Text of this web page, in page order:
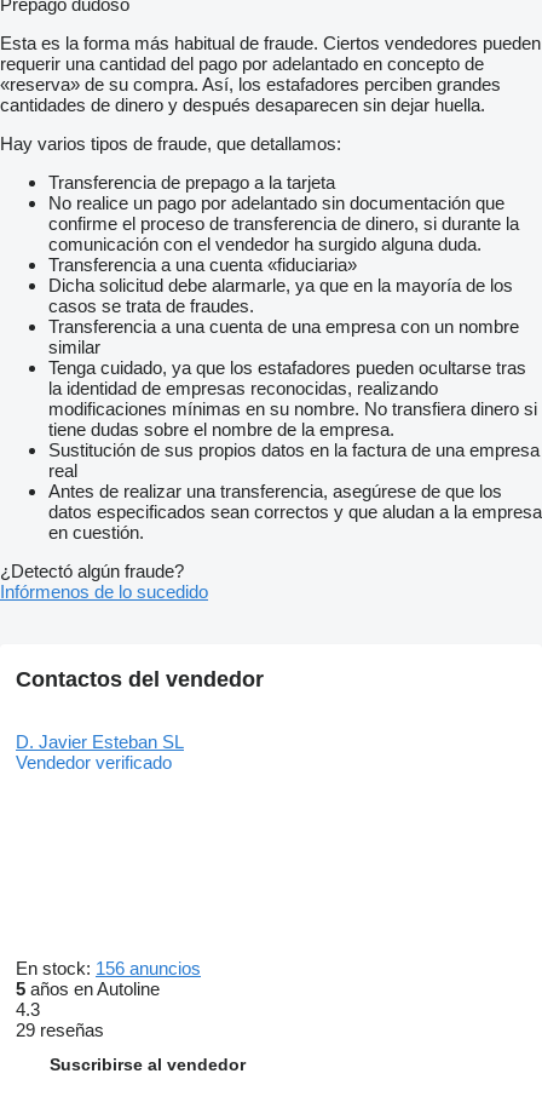
Prepago dudoso
Esta es la forma más habitual de fraude. Ciertos vendedores pueden
requerir una cantidad del pago por adelantado en concepto de
«reserva» de su compra. Así, los estafadores perciben grandes
cantidades de dinero y después desaparecen sin dejar huella.
Hay varios tipos de fraude, que detallamos:
Transferencia de prepago a la tarjeta
No realice un pago por adelantado sin documentación que
confirme el proceso de transferencia de dinero, si durante la
comunicación con el vendedor ha surgido alguna duda.
Transferencia a una cuenta «fiduciaria»
Dicha solicitud debe alarmarle, ya que en la mayoría de los
casos se trata de fraudes.
Transferencia a una cuenta de una empresa con un nombre
similar
Tenga cuidado, ya que los estafadores pueden ocultarse tras
la identidad de empresas reconocidas, realizando
modificaciones mínimas en su nombre. No transfiera dinero si
tiene dudas sobre el nombre de la empresa.
Sustitución de sus propios datos en la factura de una empresa
real
Antes de realizar una transferencia, asegúrese de que los
datos especificados sean correctos y que aludan a la empresa
en cuestión.
¿Detectó algún fraude?
Infórmenos de lo sucedido
Contactos del vendedor
D. Javier Esteban SL
Vendedor verificado
En stock: 156 anuncios
5 años en Autoline
4.3
29 reseñas
Suscribirse al vendedor